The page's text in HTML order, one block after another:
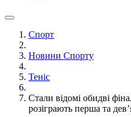
Спорт
Новини Спорту
Теніс
Стали відомі обидві
розіграють перша та